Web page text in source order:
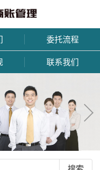
委托流程
联系我们